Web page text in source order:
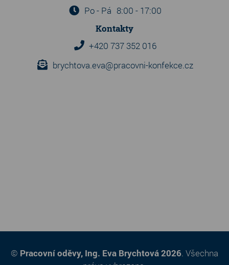
Po - Pá 8:00 - 17:00
Kontakty
+420 737 352 016
brychtova.eva@pracovni-konfekce.cz
© Pracovní oděvy, Ing. Eva Brychtová 2026. Všechna